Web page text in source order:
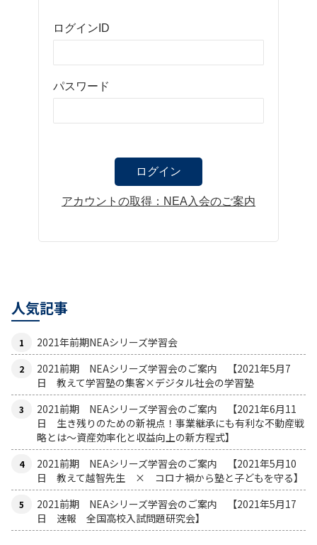
ログインID
パスワード
アカウントの取得：NEA入会のご案内
人気記事
2021年前期NEAシリーズ学習会
2021前期 NEAシリーズ学習会のご案内 【2021年5月7
日 教えて学習塾の集客×デジタル社会の学習塾
2021前期 NEAシリーズ学習会のご案内 【2021年6月11
日 生き残りのための新視点！事業継承にも有利な不動産戦
略とは〜資産効率化と収益向上の新方程式】
2021前期 NEAシリーズ学習会のご案内 【2021年5月10
日 教えて越智先生 × コロナ禍から塾と子どもを守る】
2021前期 NEAシリーズ学習会のご案内 【2021年5月17
日 速報 全国高校入試問題研究会】